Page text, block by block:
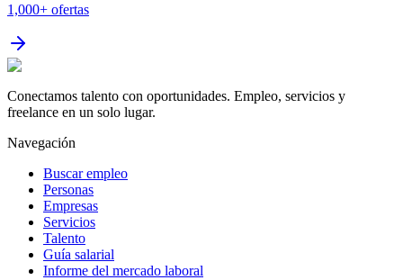
1,000+ ofertas
Conectamos talento con oportunidades. Empleo, servicios y
freelance en un solo lugar.
Navegación
Buscar empleo
Personas
Empresas
Servicios
Talento
Guía salarial
Informe del mercado laboral